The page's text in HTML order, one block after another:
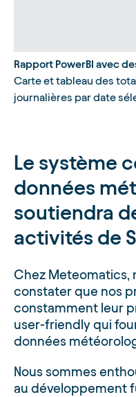
Rapport PowerBI avec
Carte et tableau des
journalières par date
Le système
données
soutiendra
activités de
Chez Meteomatics,
constater que nos
constamment leur
user-friendly qui
données
Nous sommes
au développement